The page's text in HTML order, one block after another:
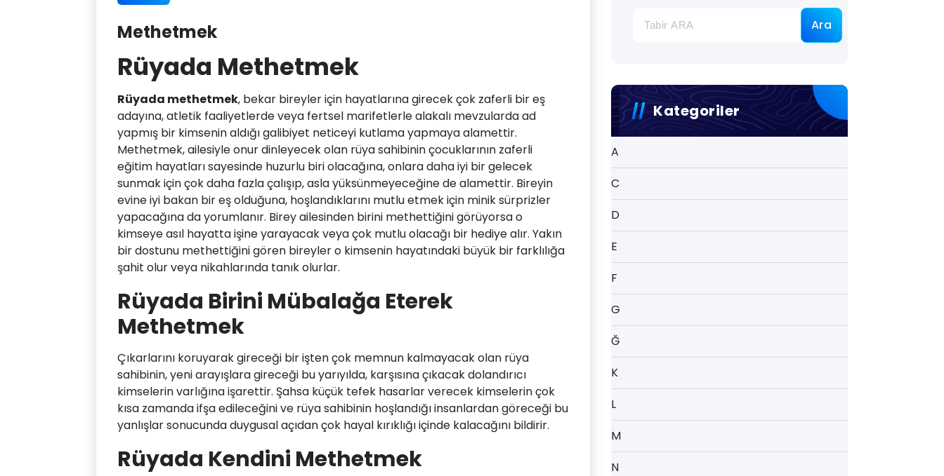
Methetmek
Rüyada Methetmek
Rüyada methetmek, bekar bireyler için hayatlarına girecek çok zaferli bir eş
adayına, atletik faaliyetlerde veya fertsel marifetlerle alakalı mevzularda ad
yapmış bir kimsenin aldığı galibiyet neticeyi kutlama yapmaya alamettir.
Methetmek, ailesiyle onur dinleyecek olan rüya sahibinin çocuklarının zaferli
eğitim hayatları sayesinde huzurlu biri olacağına, onlara daha iyi bir gelecek
sunmak için çok daha fazla çalışıp, asla yüksünmeyeceğine de alamettir. Bireyin
evine iyi bakan bir eş olduğuna, hoşlandıklarını mutlu etmek için minik sürprizler
yapacağına da yorumlanır. Birey ailesinden birini methettiğini görüyorsa o
kimseye asıl hayatta işine yarayacak veya çok mutlu olacağı bir hediye alır. Yakın
bir dostunu methettiğini gören bireyler o kimsenin hayatındaki büyük bir farklılığa
şahit olur veya nikahlarında tanık olurlar.
Rüyada Birini Mübalağa Eterek
Methetmek
Çıkarlarını koruyarak gireceği bir işten çok memnun kalmayacak olan rüya
sahibinin, yeni arayışlara gireceği bu yarıyılda, karşısına çıkacak dolandırıcı
kimselerin varlığına işarettir. Şahsa küçük tefek hasarlar verecek kimselerin çok
kısa zamanda ifşa edileceğini ve rüya sahibinin hoşlandığı insanlardan göreceği bu
yanlışlar sonucunda duygusal açıdan çok hayal kırıklığı içinde kalacağını bildirir.
Rüyada Kendini Methetmek
Ara
Kategoriler
A
C
D
E
F
G
Ğ
K
L
M
N